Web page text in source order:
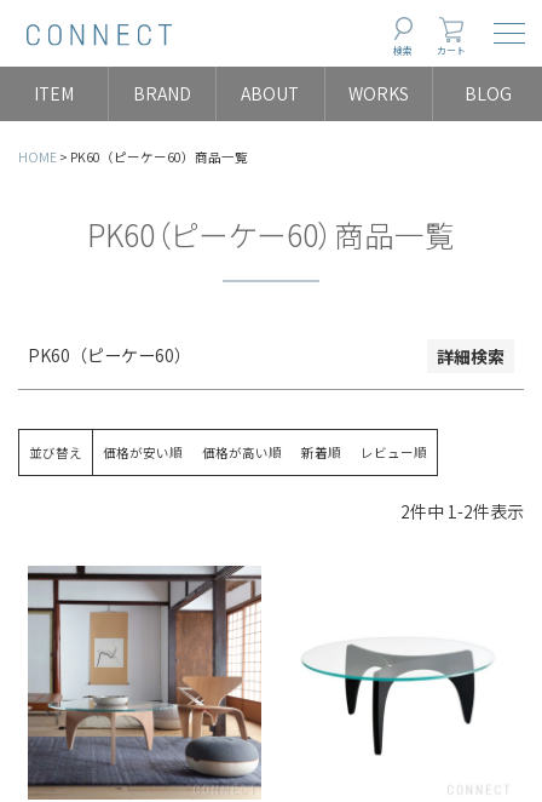
検索 カート
ITEM BRAND ABOUT WORKS BLOG
HOME PK60（ピーケー60）商品一覧
PK60（ピーケー60）商品一覧
PK60（ピーケー60） 詳細検索
新着順
価格が高い順
レビュー数順
並び替え 価格が安い順 価格が高い順 新着順 レビュー順
2件中 1 -2件表示